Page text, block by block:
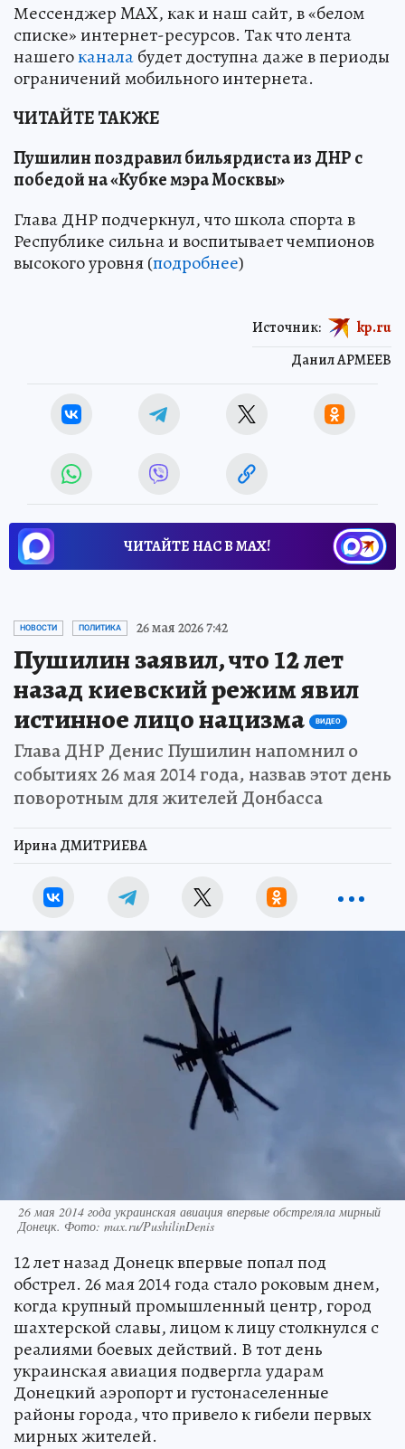
Мессенджер MAX, как и наш сайт, в «белом
списке» интернет-ресурсов. Так что лента
нашегоканалабудет доступна даже в периоды
ограничений мобильного интернета.
ЧИТАЙТЕ ТАКЖЕ
Пушилин поздравил бильярдиста из ДНР с
победой на «Кубке мэра Москвы»
Глава ДНР подчеркнул, что школа спорта в
Республике сильна и воспитывает чемпионов
высокого уровня (подробнее)
Данил АРМЕЕВ
Источник: kp.ru
ЧИТАЙТЕ НАС В МАХ!
НОВОСТИ ПОЛИТИКА 26 мая 2026 7:42
Пушилин заявил, что 12 лет
назад киевский режим явил
истинное лицо нацизма
ВИДЕО
Глава ДНР Денис Пушилин напомнил о
событиях 26 мая 2014 года, назвав этот день
поворотным для жителей Донбасса
Ирина ДМИТРИЕВА
26 мая 2014 года украинская авиация впервые обстреляла мирный
Донецк. Фото: max.ru/PushilinDenis
12 лет назад Донецк впервые попал под
обстрел. 26 мая 2014 года стало роковым днем,
когда крупный промышленный центр, город
шахтерской славы, лицом к лицу столкнулся с
реалиями боевых действий. В тот день
украинская авиация подвергла ударам
Донецкий аэропорт и густонаселенные
районы города, что привело к гибели первых
мирных жителей.